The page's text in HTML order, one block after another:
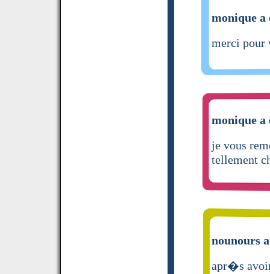
monique
merci pour
monique
je vous
tellement
nounours
apr�s